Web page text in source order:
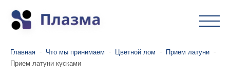
Главная Что мы принимаем Цветной лом
Прием латуни
Прием латуни кусками